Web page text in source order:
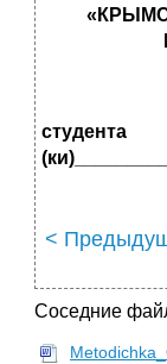
студента
<
Соседние